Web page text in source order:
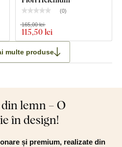
de orhidee
prealabil pe partea din spate a
(0)
115,50 lei
165,00 lei
multe produse
lemn – O
în design!
și premium, realizate din